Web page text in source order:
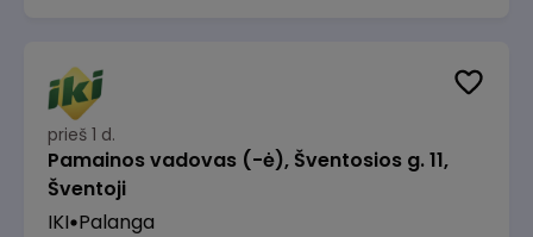
prieš 1 d.
Pamainos vadovas (-ė), Šventosios g. 11,
Šventoji
IKI Palanga